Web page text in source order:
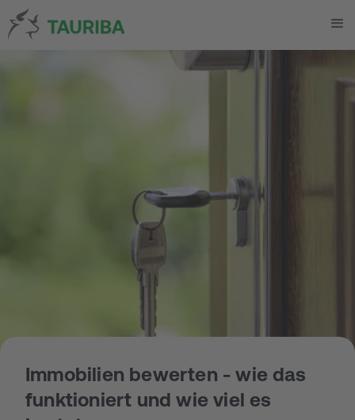
Immobilien bewerten - wie das
funktioniert und wie viel es